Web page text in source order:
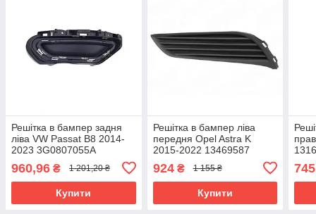
Решітка в бампер задня
ліва VW Passat B8 2014-
2023 3G0807055A
960,96 ₴ 1 201,20 ₴
Купити
Решітка в бампер ліва
передня Opel Astra K
2015-2022 13469587
924₴ 1 155 ₴
Купити